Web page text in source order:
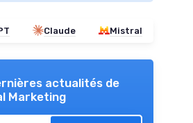
Claude Mistral
actualités de
Marketing